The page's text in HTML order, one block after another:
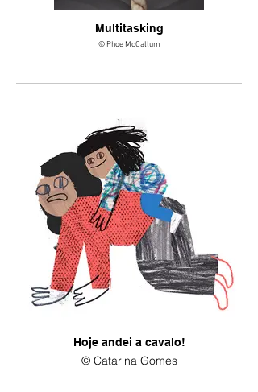
Multitasking
© Phoe McCallum
Hoje andei a cavalo!
© Catarina Gomes